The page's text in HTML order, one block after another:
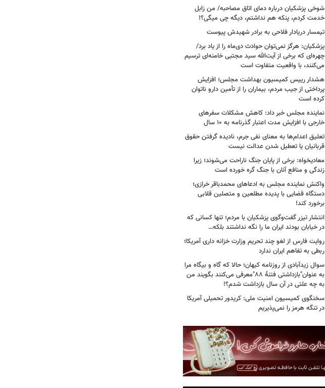
شوخی پزشکیان درباره دمای اتاق مصاحبه/ من زابل
خدمت کردم، پنکه هم نداشتم، دیگه چی میگی؟!
تیمسار دریادار فلاحی به برادر شهیدش پیوست
پزشکیان: هرگز نمی‌توان حوادث دی‌ماه را از یاد برد/
چهره‌ای که برخی از آیت‌الله سید مجتبی خامنه‌ای ترسیم
می‌کنند، با واقعیت متفاوت است
هشدار رییس کمیسیون بهداشت مجلس؛ افزایش
پرداختی از جیب مردم، بیماران را از تأمین دارو ناتوان
کرده است
نماینده مجلس خبر داد: کاهش مشکلات سفرهای
خارجی با افزایش مدت اعتبار گذرنامه به ۱۰ سال
تعلیق اعدام‌ها به معنای نفی جرم، نادیده گرفتن حقوق
قربانیان یا تعطیل شدن عدالت نیست
معادیخواه: برخی از پایان جنگ ناراحت می‌شوند؛ زیرا
زندگی و منافع آنان با جنگ گره خورده است
واکنش نماینده مجلس به ادعاهای محمدباقر خرازی؛
دستگاه قضایی با پدیده مطلعین و متصلین قلابی
برخورد کند!
انتشار تیزر گفت‌وگوی پزشکیان با مردم؛ تنها کسانی که
در خیابان بودند ایران ما را نگه نداشتند بلکه…
روایت فارس از لغو چند تحریم وزارت خزانه داری آمریکا؛
ربطی به تفاهم ایران ندارد
سوال زیدآبادی از روزنامه کیهان؛ حالا که گاه و بیگاه مرا
به عنوان"بازداشتی فتنهٔ ۸۸"معرفی می‌کنند بگویند من
به چه علتی در آن سال بازداشت شدم؟!
سخنگوی کمیسیون امنیت ملی: کریدور تحمیلی آمریکا
در تنگه هرمز را نمی‌پذیریم